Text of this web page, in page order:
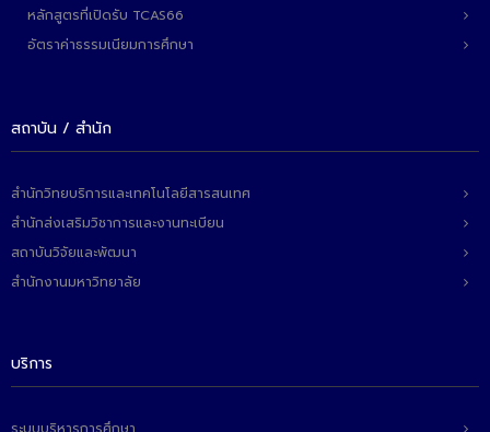
- เทคโนโลยีบัณฑิต
- ศูนย์เครื่องมือปฏิบัติการวิทยาศาสตร์
- ศูนย์สิ่งแวดล้อม
สหกิจศึกษา
- ข่าวประชาสัมพันธ์
หลักสูตรที่เปิดรับ TCAS66
อัตราค่าธรรมเนียมการศึกษา
สถาบัน / สำนัก
สำนักวิทยบริการและเทคโนโลยีสารสนเทศ
สำนักส่งเสริมวิชาการและงานทะเบียน
สถาบันวิจัยและพัฒนา
สำนักงานมหาวิทยาลัย
บริการ